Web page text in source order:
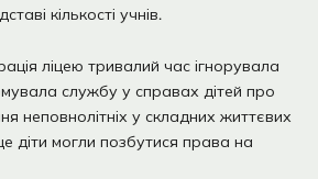
кількості учнів.
ліцею тривалий час ігнорувала
службу у справах дітей про
неповнолітніх у складних життєвих
діти могли позбутися права на